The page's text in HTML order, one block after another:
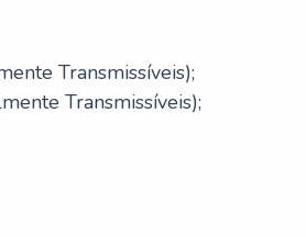
Transmissíveis);
Transmissíveis);